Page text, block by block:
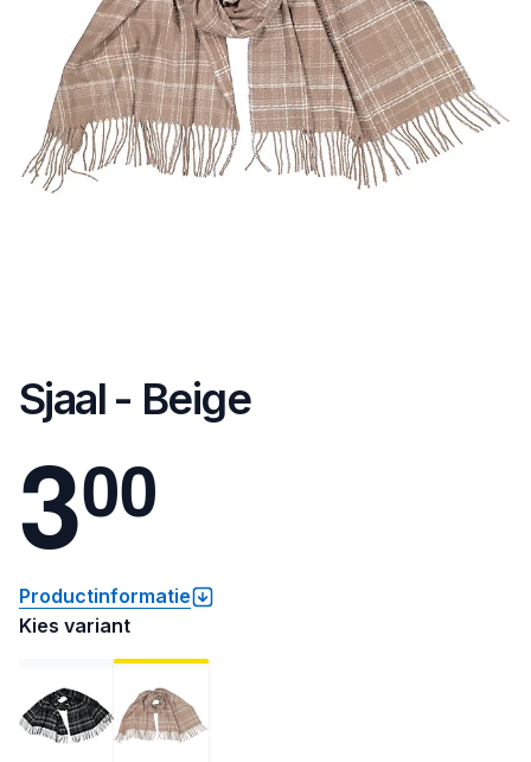
Sjaal - Beige
300
Productinformatie
Kies variant